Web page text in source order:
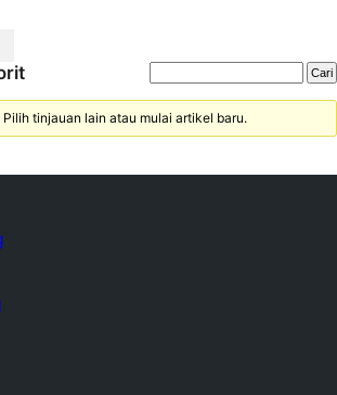
tinjauan lain atau mulai artikel baru.